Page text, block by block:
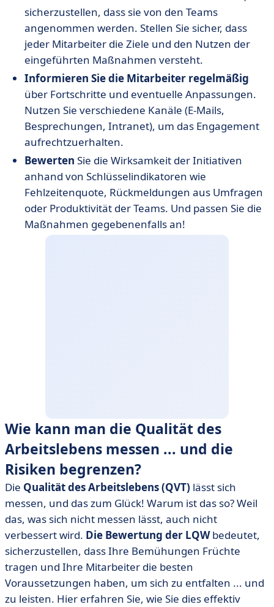
sicherzustellen, dass sie von den Teams
angenommen werden. Stellen Sie sicher, dass
jeder Mitarbeiter die Ziele und den Nutzen der
eingeführten Maßnahmen versteht.
Informieren Sie die Mitarbeiter regelmäßig
über Fortschritte und eventuelle Anpassungen.
Nutzen Sie verschiedene Kanäle (E-Mails,
Besprechungen, Intranet), um das Engagement
aufrechtzuerhalten.
Bewerten Sie die Wirksamkeit der Initiativen
anhand von Schlüsselindikatoren wie
Fehlzeitenquote, Rückmeldungen aus Umfragen
oder Produktivität der Teams. Und passen Sie die
Maßnahmen gegebenenfalls an!
Wie kann man die Qualität des
Arbeitslebens messen ... und die
Risiken begrenzen?
Die Qualität des Arbeitslebens (QVT) lässt sich
messen, und das zum Glück! Warum ist das so? Weil
das, was sich nicht messen lässt, auch nicht
verbessert wird. Die Bewertung der LQWbedeutet,
sicherzustellen, dass Ihre Bemühungen Früchte
tragen und Ihre Mitarbeiter die besten
Voraussetzungen haben, um sich zu entfalten ... und
zu leisten. Hier erfahren Sie, wie Sie dies effektiv